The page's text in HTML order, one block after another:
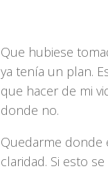
Que hubiese
ya tenía un plan.
que hacer de mi
donde no.
Quedarme donde
claridad. Si esto